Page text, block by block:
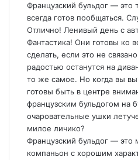
Французский бульдог — это
всегда готов пообщаться.
Отлично! Ленивый день с
Фантастика! Они готовы ко
сделать, если это не
радостью останутся на
то же самое. Но когда вы
готовы быть в центре
французским бульдогом на
очаровательные ушки
милое личико?
Французский бульдог — это
компаньон с хорошим